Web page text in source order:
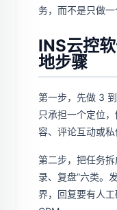
务，而不是只做一
INS云控
地步骤
第一步，先做 3
只承担一个定位
容、评论互动或私
第二步，把任务
录、复盘”六类。
界，回复要有人